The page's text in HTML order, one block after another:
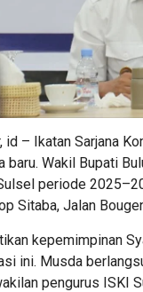
id – Ikatan Sarjana
baru. Wakil Bupati
periode
Sitaba, Jalan
kepemimpinan
ini. Musda
pengurus ISKI